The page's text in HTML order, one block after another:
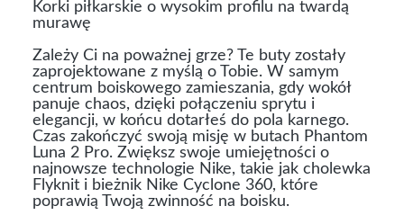
Korki piłkarskie o wysokim profilu na twardą
murawę
Zależy Ci na poważnej grze? Te buty zostały
zaprojektowane z myślą o Tobie. W samym
centrum boiskowego zamieszania, gdy wokół
panuje chaos, dzięki połączeniu sprytu i
elegancji, w końcu dotarłeś do pola karnego.
Czas zakończyć swoją misję w butach Phantom
Luna 2 Pro. Zwiększ swoje umiejętności o
najnowsze technologie Nike, takie jak cholewka
Flyknit i bieżnik Nike Cyclone 360, które
poprawią Twoją zwinność na boisku.